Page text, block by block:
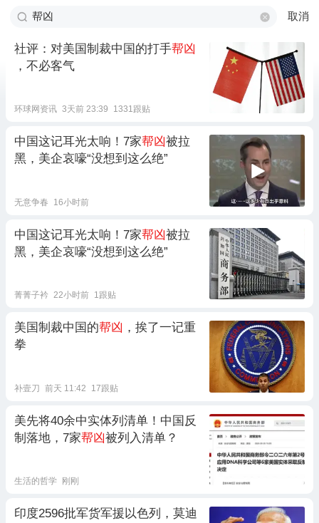
取消
社评：对美国制裁中国的打手帮凶
，不必客气
环球网资讯 3天前 23:39 1331跟贴
中国这记耳光太响！7家帮凶被拉
黑，美企哀嚎“没想到这么绝”
无意争春 16小时前
‍中国这记耳光太响！7家帮凶被拉
黑，美企哀嚎“没想到这么绝”
菁菁子衿 22小时前 1跟贴
美国制裁中国的帮凶 ，挨了一记重
拳
补壹刀 前天 11:42 17跟贴
美先将40余中实体列清单！中国反
制落地，7家帮凶被列入清单？
生活的哲学 刚刚
印度2596批军货军援以色列，莫迪